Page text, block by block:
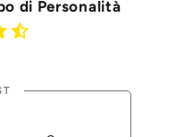
di Personalità